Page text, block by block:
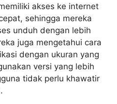
akses ke internet
sehingga mereka
unduh dengan lebih
juga mengetahui cara
dengan ukuran yang
versi yang lebih
tidak perlu khawatir